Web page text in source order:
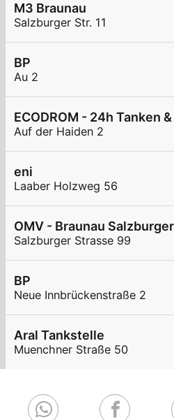
M3 Braunau
Salzburger Str. 11
BP
Au 2
Auf der Haiden 2
eni
Laaber Holzweg 56
Salzburger Strasse 99
BP
Neue Innbrückenstraße 2
Aral Tankstelle
Muenchner Straße 50